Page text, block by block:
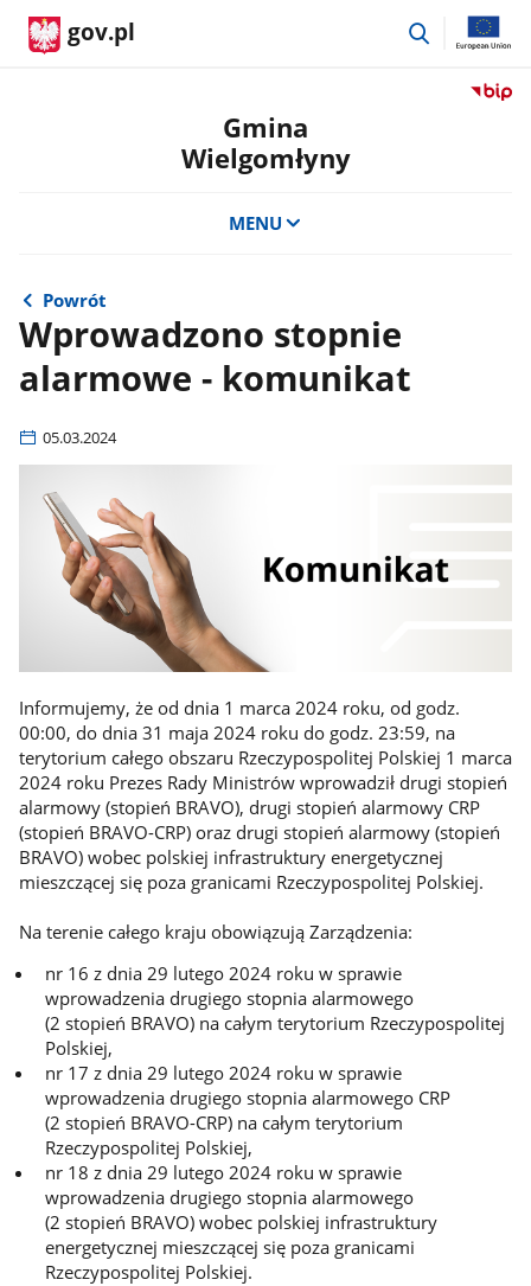
gov.pl
przejdź
Przejdź
Gmina
Wielgomłyny
MENU
Powrót
Wprowadzono stopnie
alarmowe - komunikat
05.03.2024
Informujemy, że od dnia 1 marca 2024 roku, od godz.
00:00, do dnia 31 maja 2024 roku do godz. 23:59, na
terytorium całego obszaru Rzeczypospolitej Polskiej 1 marca
2024 roku Prezes Rady Ministrów wprowadził drugi stopień
alarmowy (stopień BRAVO), drugi stopień alarmowy CRP
(stopień BRAVO-CRP) oraz drugi stopień alarmowy (stopień
BRAVO) wobec polskiej infrastruktury energetycznej
mieszczącej się poza granicami Rzeczypospolitej Polskiej.
Na terenie całego kraju obowiązują Zarządzenia:
nr 16 z dnia 29 lutego 2024 roku w sprawie
wprowadzenia drugiego stopnia alarmowego
(2 stopień BRAVO) na całym terytorium Rzeczypospolitej
Polskiej,
nr 17 z dnia 29 lutego 2024 roku w sprawie
wprowadzenia drugiego stopnia alarmowego CRP
(2 stopień BRAVO-CRP) na całym terytorium
Rzeczypospolitej Polskiej,
nr 18 z dnia 29 lutego 2024 roku w sprawie
wprowadzenia drugiego stopnia alarmowego
(2 stopień BRAVO) wobec polskiej infrastruktury
energetycznej mieszczącej się poza granicami
Rzeczypospolitej Polskiej.